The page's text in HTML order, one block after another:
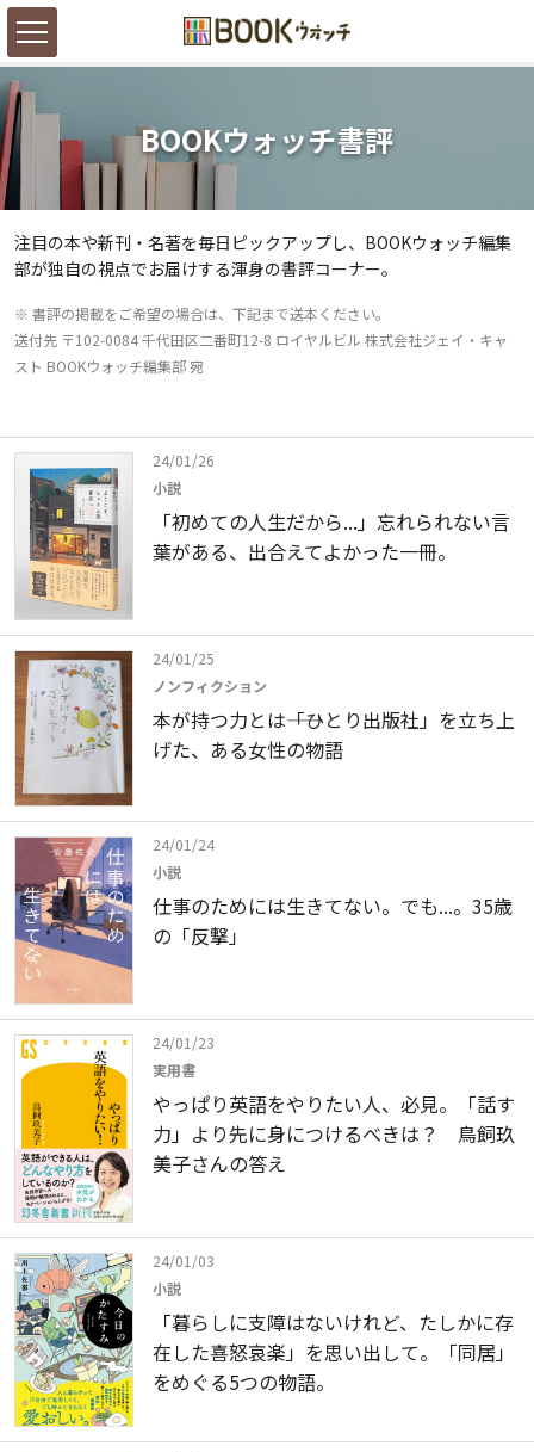
BOOKウォッチ書評
注目の本や新刊・名著を毎日ピックアップし、BOOKウォッチ編集
部が独自の視点でお届けする渾身の書評コーナー。
※ 書評の掲載をご希望の場合は、下記まで送本ください。
送付先 〒102-0084 千代田区二番町12-8 ロイヤルビル 株式会社ジェイ・キャ
スト BOOKウォッチ編集部 宛
24/01/26
小説
「初めての人生だから...」忘れられない言
葉がある、出合えてよかった一冊。
24/01/25
ノンフィクション
本が持つ力とは――「ひとり出版社」を立ち上
げた、ある女性の物語
24/01/24
小説
仕事のためには生きてない。でも...。35歳
の「反撃」
24/01/23
実用書
やっぱり英語をやりたい人、必見。「話す
力」より先に身につけるべきは？ 鳥飼玖
美子さんの答え
24/01/03
小説
「暮らしに支障はないけれど、たしかに存
在した喜怒哀楽」を思い出して。「同居」
をめぐる5つの物語。